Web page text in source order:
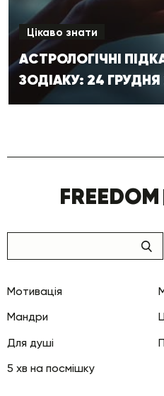
Цікаво знати
АСТРОЛОГІЧНІ
ЗОДІАКУ: 24
FREEDOM
Мотивація
Мандри
Для душі
5 хв на посмішку